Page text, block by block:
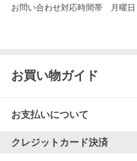
お問い合わせ対応時間帯　月曜
お買い物ガイド
お支払いについて
クレジットカード決済